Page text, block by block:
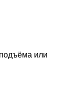
или